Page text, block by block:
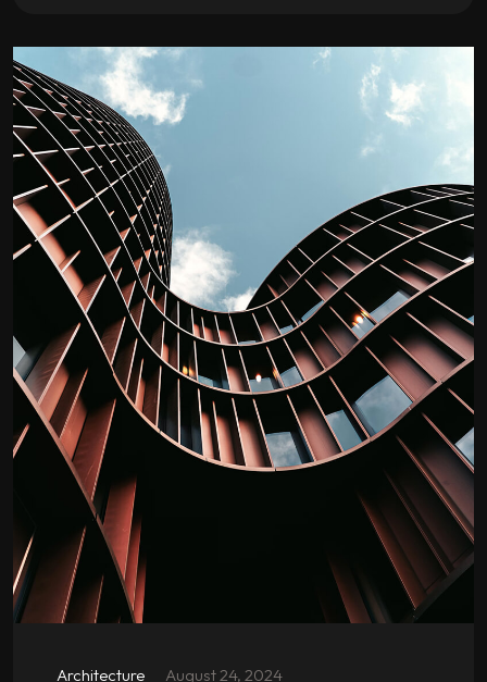
Architecture August 24, 2024